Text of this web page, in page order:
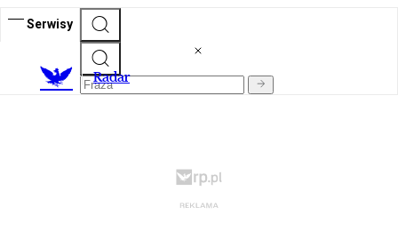
Serwisy
Radar